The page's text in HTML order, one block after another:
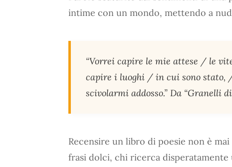
intime con un mondo, mettendo a
“Vorrei capire le mie attese / le
capire i luoghi / in cui sono
scivolarmi addosso.” Da “Granelli
Recensire un libro di poesie non è
frasi dolci, chi ricerca